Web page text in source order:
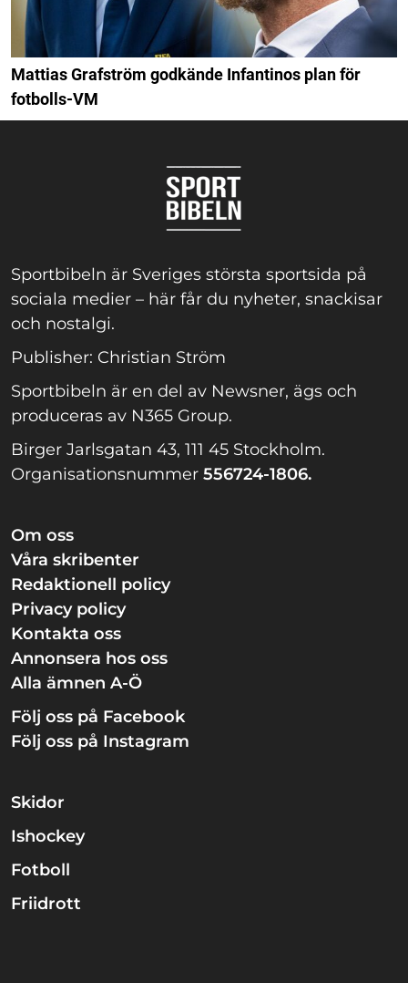
Mattias Grafström godkände Infantinos plan för
fotbolls-VM
Sportbibeln är Sveriges största sportsida på
sociala medier – här får du nyheter, snackisar
och nostalgi.
Publisher: Christian Ström
Sportbibeln är en del av Newsner, ägs och
produceras av N365 Group.
Birger Jarlsgatan 43, 111 45 Stockholm.
Organisationsnummer 556724-1806.
Om oss
Våra skribenter
Redaktionell policy
Privacy policy
Kontakta oss
Annonsera hos oss
Alla ämnen A-Ö
Följ oss på Facebook
Följ oss på Instagram
Skidor
Ishockey
Fotboll
Friidrott